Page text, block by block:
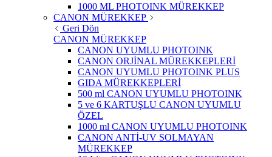
1000 ML PHOTOINK MÜREKKEP
CANON MÜREKKEP
Geri Dön
CANON MÜREKKEP
CANON UYUMLU PHOTOINK
CANON ORJİNAL MÜREKKEPLERİ
CANON UYUMLU PHOTOINK PLUS
GIDA MÜREKKEPLERİ
500 ml CANON UYUMLU PHOTOINK
5 ve 6 KARTUŞLU CANON UYUMLU
ÖZEL
1000 ml CANON UYUMLU PHOTOINK
CANON ANTİ-UV SOLMAYAN
MÜREKKEP